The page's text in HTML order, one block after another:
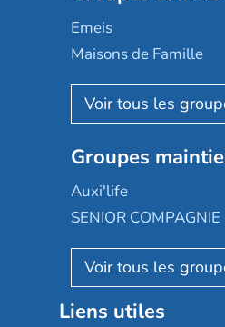
Domusvi
Happy Senior
Aquarelia
Nexity edenea
Les jardins d'Arcadie
Occitalia
Appartseniors
Reseda
Stella management
Les villages d'or
Emeis
Maisons de Famille
Korian
Emera
Groupe SOS
Le Noble Âge
Almage
Résidalya
Groupe aplus
Groupes
Auxi'life
SENIOR COMPAGNIE
AGE D'OR Services
Liens utiles